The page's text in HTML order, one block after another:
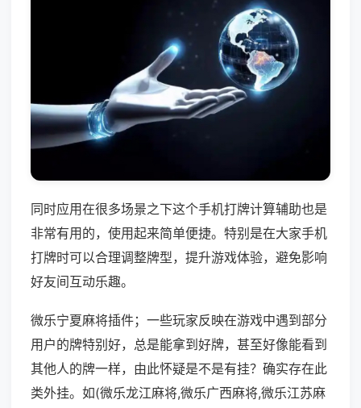
同时应用在很多场景之下这个手机打牌计算辅助也是
非常有用的，使用起来简单便捷。特别是在大家手机
打牌时可以合理调整牌型，提升游戏体验，避免影响
好友间互动乐趣。
微乐宁夏麻将插件；一些玩家反映在游戏中遇到部分
用户的牌特别好，总是能拿到好牌，甚至好像能看到
其他人的牌一样，由此怀疑是不是有挂？确实存在此
类外挂。如(微乐龙江麻将,微乐广西麻将,微乐江苏麻